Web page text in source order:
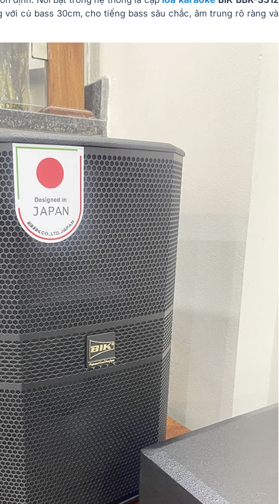
củ bass 30cm, cho tiếng bass sâu chắc, âm trung rõ ràng và